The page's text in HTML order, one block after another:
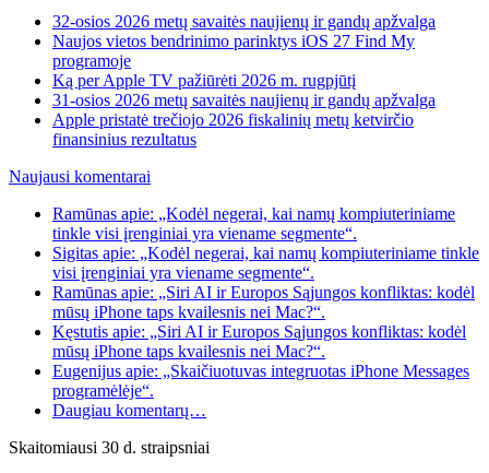
32-osios 2026 metų savaitės naujienų ir gandų apžvalga
Naujos vietos bendrinimo parinktys iOS 27 Find My
programoje
Ką per Apple TV pažiūrėti 2026 m. rugpjūtį
31-osios 2026 metų savaitės naujienų ir gandų apžvalga
Apple pristatė trečiojo 2026 fiskalinių metų ketvirčio
finansinius rezultatus
Naujausi komentarai
Ramūnas apie: „Kodėl negerai, kai namų kompiuteriniame
tinkle visi įrenginiai yra viename segmente“.
Sigitas apie: „Kodėl negerai, kai namų kompiuteriniame tinkle
visi įrenginiai yra viename segmente“.
Ramūnas apie: „Siri AI ir Europos Sąjungos konfliktas: kodėl
mūsų iPhone taps kvailesnis nei Mac?“.
Kęstutis apie: „Siri AI ir Europos Sąjungos konfliktas: kodėl
mūsų iPhone taps kvailesnis nei Mac?“.
Eugenijus apie: „Skaičiuotuvas integruotas iPhone Messages
programėlėje“.
Daugiau komentarų…
Skaitomiausi 30 d. straipsniai